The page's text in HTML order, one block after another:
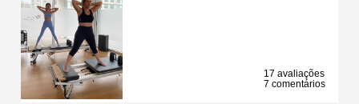
17 avaliações
7 comentários